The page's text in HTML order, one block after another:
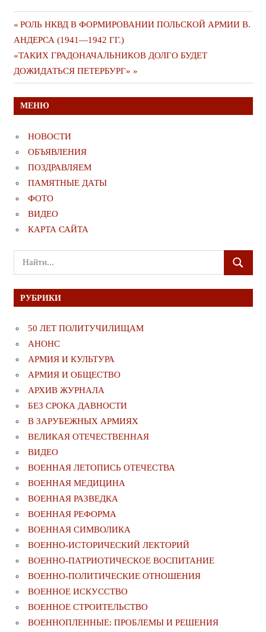
Навигация
по
записям
Предыдущая
публикация
РОЛЬ НКВД В ФОРМИРОВАНИИ ПОЛЬСКОЙ АРМИИ В.
АНДЕРСА (1941—1942 ГГ.)
Следующая
публикация
«ТАКИХ ГРАДОНАЧАЛЬНИКОВ ДОЛГО БУДЕТ
ДОЖИДАТЬСЯ ПЕТЕРБУРГ»
МЕНЮ
НОВОСТИ
ОБЪЯВЛЕНИЯ
ПОЗДРАВЛЯЕМ
ПАМЯТНЫЕ ДАТЫ
ФОТО
ВИДЕО
КАРТА САЙТА
Поиск
для:
ПОИСК
РУБРИКИ
50 ЛЕТ ПОЛИТУЧИЛИЩАМ
АНОНС
АРМИЯ И КУЛЬТУРА
АРМИЯ И ОБЩЕСТВО
АРХИВ ЖУРНАЛА
БЕЗ СРОКА ДАВНОСТИ
В ЗАРУБЕЖНЫХ АРМИЯХ
ВЕЛИКАЯ ОТЕЧЕСТВЕННАЯ
ВИДЕО
ВОЕННАЯ ЛЕТОПИСЬ ОТЕЧЕСТВА
ВОЕННАЯ МЕДИЦИНА
ВОЕННАЯ РАЗВЕДКА
ВОЕННАЯ РЕФОРМА
ВОЕННАЯ СИМВОЛИКА
ВОЕННО-ИСТОРИЧЕСКИЙ ЛЕКТОРИЙ
ВОЕННО-ПАТРИОТИЧЕСКОЕ ВОСПИТАНИЕ
ВОЕННО-ПОЛИТИЧЕСКИE ОТНОШЕНИЯ
ВОЕННОЕ ИСКУССТВО
ВОЕННОЕ СТРОИТЕЛЬСТВО
ВОЕННОПЛЕННЫЕ: ПРОБЛЕМЫ И РЕШЕНИЯ